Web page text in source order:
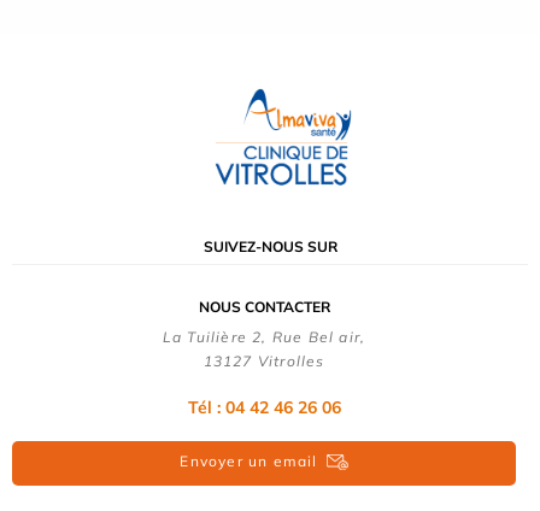
SUIVEZ-NOUS SUR
NOUS CONTACTER
La Tuilière 2, Rue Bel air,
13127 Vitrolles
Tél : 04 42 46 26 06
Envoyer un email